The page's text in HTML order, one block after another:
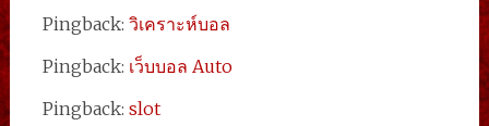
Pingback: วิเคราะห์บอล
Pingback: เว็บบอล Auto
Pingback: slot